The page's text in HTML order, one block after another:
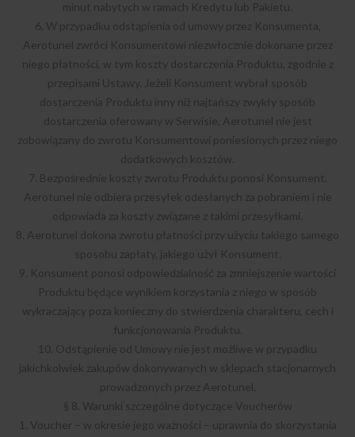
minut nabytych w ramach Kredytu lub Pakietu.
6. W przypadku odstąpienia od umowy przez Konsumenta,
Aerotunel zwróci Konsumentowi niezwłocznie dokonane przez
niego płatności, w tym koszty dostarczenia Produktu, zgodnie z
przepisami Ustawy. Jeżeli Konsument wybrał sposób
dostarczenia Produktu inny niż najtańszy zwykły sposób
dostarczenia oferowany w Serwisie, Aerotunel nie jest
zobowiązany do zwrotu Konsumentowi poniesionych przez niego
dodatkowych kosztów.
7. Bezpośrednie koszty zwrotu Produktu ponosi Konsument.
Aerotunel nie odbiera przesyłek odesłanych za pobraniem i nie
odpowiada za koszty związane z takimi przesyłkami.
8. Aerotunel dokona zwrotu płatności przy użyciu takiego samego
sposobu zapłaty, jakiego użył Konsument.
9. Konsument ponosi odpowiedzialność za zmniejszenie wartości
Produktu będące wynikiem korzystania z niego w sposób
wykraczający poza konieczny do stwierdzenia charakteru, cech i
funkcjonowania Produktu.
10. Odstąpienie od Umowy nie jest możliwe w przypadku
jakichkolwiek zakupów dokonywanych w sklepach stacjonarnych
prowadzonych przez Aerotunel.
§ 8. Warunki szczególne dotyczące Voucherów
1. Voucher – w okresie jego ważności – uprawnia do skorzystania